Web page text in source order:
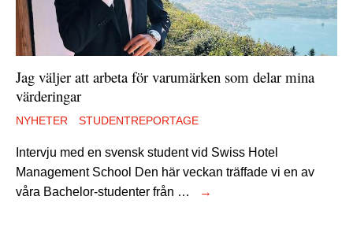
Jag väljer att arbeta för varumärken som delar mina
värderingar
NYHETER STUDENTREPORTAGE
Intervju med en svensk student vid Swiss Hotel
Management School Den här veckan träffade vi en av
våra Bachelor-studenter från …
→